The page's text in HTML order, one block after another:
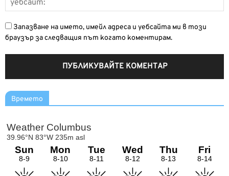
Запазване на името, имейл адреса и уебсайта ми в този
браузър за следващия път когато коментирам.
Времето